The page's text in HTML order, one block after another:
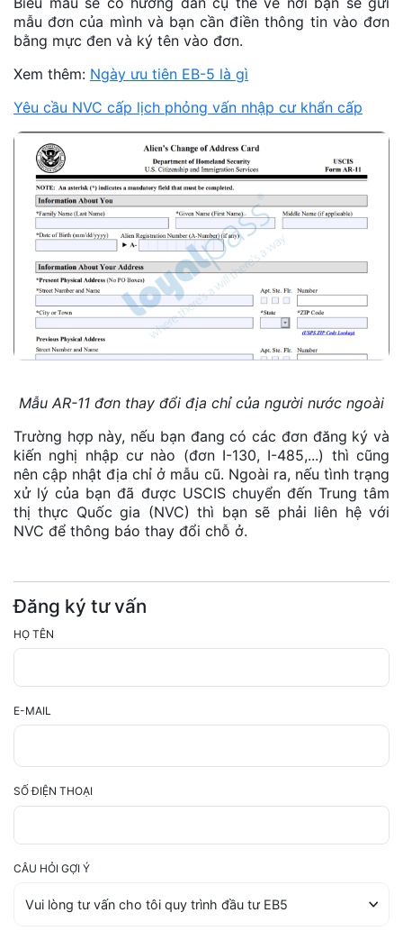
mẫu đơn của mình và bạn cần điền thông tin vào đơn
bằng mực đen và ký tên vào đơn.
Xem thêm: Ngày ưu tiên EB-5 là gì
Yêu cầu NVC cấp lịch phỏng vấn nhập cư khẩn cấp
Mẫu AR-11 đơn thay đổi địa chỉ của người nước ngoài
Trường hợp này, nếu bạn đang có các đơn đăng ký và
kiến nghị nhập cư nào (đơn I-130, I-485,...) thì cũng
nên cập nhật địa chỉ ở mẫu cũ. Ngoài ra, nếu tình trạng
xử lý của bạn đã được USCIS chuyển đến Trung tâm
thị thực Quốc gia (NVC) thì bạn sẽ phải liên hệ với
NVC để thông báo thay đổi chỗ ở.
Đăng ký tư vấn
HỌ TÊN
E-MAIL
SỐ ĐIỆN THOẠI
CÂU HỎI GỢI Ý